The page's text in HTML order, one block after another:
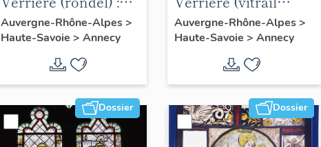
saint Pierre, verrière
à personnages
Auvergne-Rhône-Alpes>
Haute-Savoie > Annecy
suisse) : donateurs et
leurs armoiries,
sainte Thérèse,
sainte Jeanne d' Arc,
sainte Hélène (baie
1), verrière à
personnages
Auvergne-Rhône-Alpes>
Haute-Savoie > Annecy
Dossier Dossier